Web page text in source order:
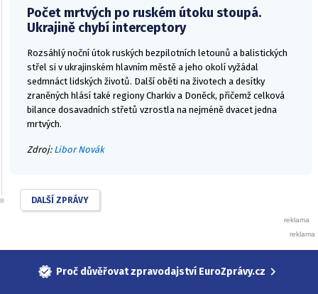
Počet mrtvých po ruském útoku stoupá.
Ukrajině chybí interceptory
Rozsáhlý noční útok ruských bezpilotních letounů a balistických
střel si v ukrajinském hlavním městě a jeho okolí vyžádal
sedmnáct lidských životů. Další oběti na životech a desítky
zraněných hlásí také regiony Charkiv a Doněck, přičemž celková
bilance dosavadních střetů vzrostla na nejméně dvacet jedna
mrtvých.
Zdroj: Libor Novák
DALŠÍ ZPRÁVY
Proč důvěřovat zpravodajství EuroZprávy.cz